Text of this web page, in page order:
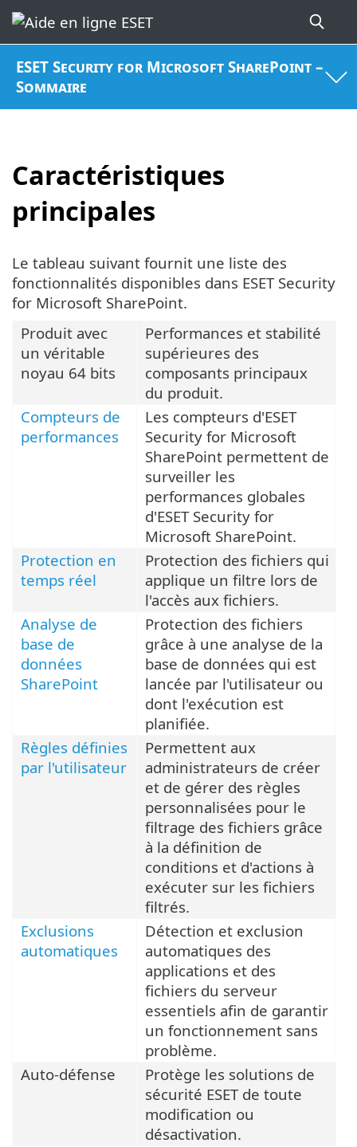
ESET Security for Microsoft SharePoint –
Sommaire
Caractéristiques
principales
Le tableau suivant fournit une liste des
fonctionnalités disponibles dans ESET Security
for Microsoft SharePoint.
Produit avec
un véritable
noyau 64 bits
Performances et stabilité
supérieures des
composants principaux
du produit.
Compteurs de
performances
Les compteurs d'ESET
Security for Microsoft
SharePoint permettent de
surveiller les
performances globales
d'ESET Security for
Microsoft SharePoint.
Protection en
temps réel
Protection des fichiers qui
applique un filtre lors de
l'accès aux fichiers.
Analyse de
base de
données
SharePoint
Protection des fichiers
grâce à une analyse de la
base de données qui est
lancée par l'utilisateur ou
dont l'exécution est
planifiée.
Règles définies
par l'utilisateur
Permettent aux
administrateurs de créer
et de gérer des règles
personnalisées pour le
filtrage des fichiers grâce
à la définition de
conditions et d'actions à
exécuter sur les fichiers
filtrés.
Exclusions
automatiques
Détection et exclusion
automatiques des
applications et des
fichiers du serveur
essentiels afin de garantir
un fonctionnement sans
problème.
Auto-défense
Protège les solutions de
sécurité ESET de toute
modification ou
désactivation.